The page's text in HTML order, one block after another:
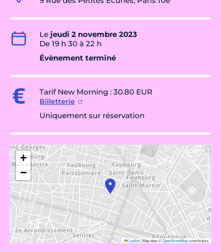
Le jeudi 2 novembre 2023
De 19 h 30 à 22 h
Évènement terminé
Tarif New Morning : 30.80 EUR
Billetterie
Uniquement sur réservation
+
−
Leaflet|Map data ©OpenStreetMapcontributors